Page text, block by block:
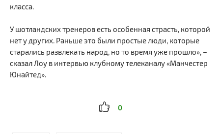
класса.
У шотландских тренеров есть особенная страсть, которой
нет у других. Раньше это были простые люди, которые
старались развлекать народ, но то время уже прошло», –
сказал Лоу в интервью клубному телеканалу «Манчестер
Юнайтед».
0